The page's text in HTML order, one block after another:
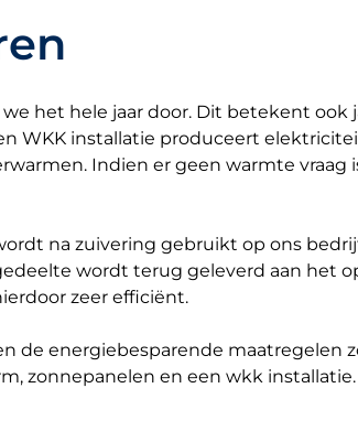
het hele jaar door. Dit betekent ook
WKK installatie produceert
Indien er geen warmte
na zuivering gebruikt op ons
wordt terug geleverd aan het
zeer efficiënt.
de energiebesparende maatregelen
zonnepanelen en een wkk